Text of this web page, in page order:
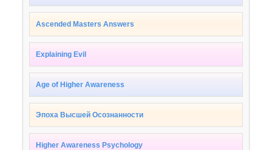
Ascended Masters Answers
Explaining Evil
Age of Higher Awareness
Эпоха Высшей Осознанности
Higher Awareness Psychology